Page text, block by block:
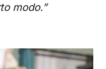
modo.”